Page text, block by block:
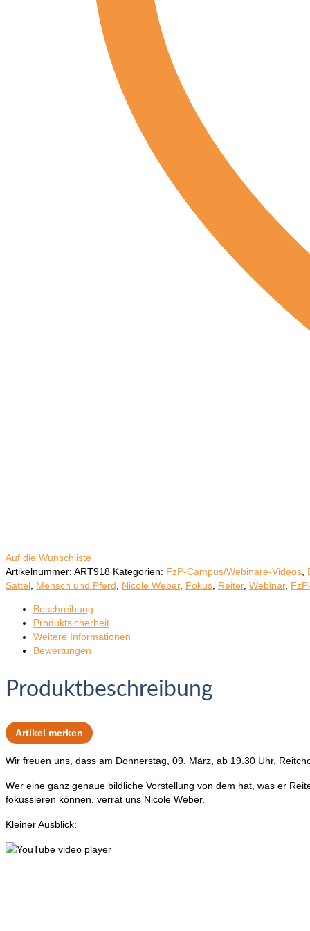
Auf die Wunschliste
Artikelnummer: ART918 Kategorien: FzP-Campus/Webinare-Videos
Sattel Mensch und Pferd Nicole Weber, Fokus Reiter, Webinar,
Beschreibung
Produktsicherheit
Weitere Informationen
Bewertungen
Produktbeschreibung
Artikel merken
Wir freuen uns, dass am Donnerstag, 09. März, ab 19.30 Uhr,
Wer eine ganz genaue bildliche Vorstellung von dem hat, was er
fokussieren können, verrät uns Nicole Weber.
Kleiner Ausblick: